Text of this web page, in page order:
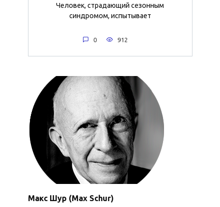
Человек, страдающий сезонным
синдромом, испытывает
0 912
Макс Шур (Max Schur)